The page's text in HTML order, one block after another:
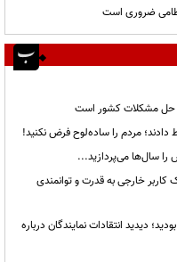
ضروری است
حل مشکلات کشور است
مردم را ساده‌لوح فرض نکنید!
کاربر خارجی به قدرت و توانمندی
دیدید انتقادات نمایندگان درباره